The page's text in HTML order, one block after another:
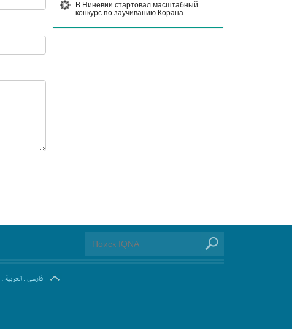
В Ниневии стартовал масштабный
конкурс по заучиванию Корана
. العربیة . فارسی